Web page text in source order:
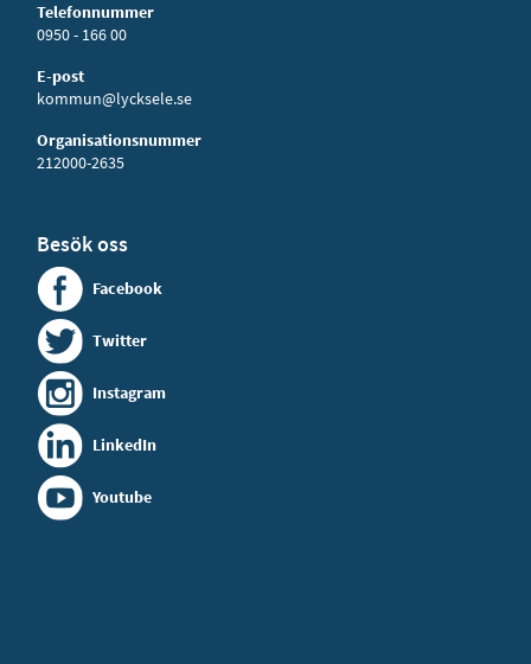
Telefonnummer
0950 - 166 00
E-post
kommun@lycksele.se
Organisationsnummer
212000-2635
Besök oss
Facebook
Twitter
Instagram
LinkedIn
Youtube